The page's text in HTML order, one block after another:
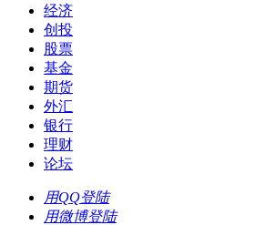
经济
创投
股票
基金
期货
外汇
银行
理财
论坛
用QQ登陆
用微博登陆